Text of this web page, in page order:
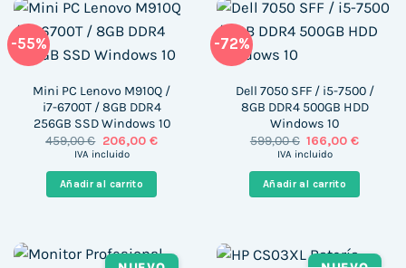
-55%
Mini PC Lenovo M910Q /
i7-6700T / 8GB DDR4
256GB SSD Windows 10
459,00€ El
precio
era:
459,00 €.
206,00 €El
es:
IVA incluido
Añadir al carrito
-72%
Dell 7050 SFF / i5-7500 /
8GB DDR4 500GB HDD
Windows 10
599,00€ El
precio
era:
599,00 €.
166,00€El
es:
IVA incluido
Añadir al carrito